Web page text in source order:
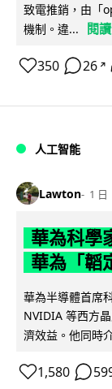
致電推銷，由「
機制。違...
閱
350 26 ↗
人工智能
Lawton 1 日
華為科學
華為「韜
華為半導體首席
NVIDIA 等西方
濟效益。他同時
1,580